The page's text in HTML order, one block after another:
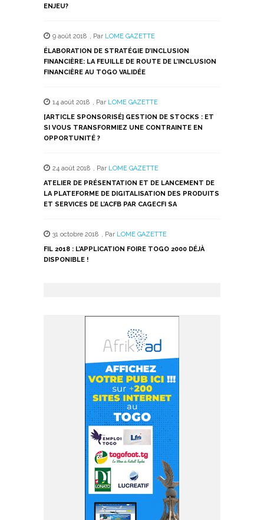
ENJEU?
9 août 2018 , Par LOME GAZETTE
ÉLABORATION DE STRATÉGIE D’INCLUSION
FINANCIÈRE: LA FEUILLE DE ROUTE DE L’INCLUSION
FINANCIÈRE AU TOGO VALIDÉE
14 août 2018 , Par LOME GAZETTE
[ARTICLE SPONSORISÉ] GESTION DE STOCKS : ET
SI VOUS TRANSFORMIEZ UNE CONTRAINTE EN
OPPORTUNITÉ ?
24 août 2018 , Par LOME GAZETTE
ATELIER DE PRÉSENTATION ET DE LANCEMENT DE
LA PLATEFORME DE DIGITALISATION DES PRODUITS
ET SERVICES DE L’ACFB PAR CAGECFI SA
31 octobre 2018 , Par LOME GAZETTE
FIL 2018 : L’APPLICATION FOIRE TOGO 2000 DÉJÀ
DISPONIBLE !